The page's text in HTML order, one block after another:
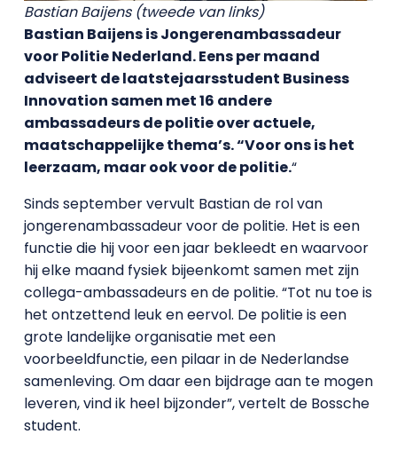
Bastian Baijens (tweede van links)
Bastian Baijens is Jongerenambassadeur
voor Politie Nederland. Eens per maand
adviseert de laatstejaarsstudent Business
Innovation samen met 16 andere
ambassadeurs de politie over actuele,
maatschappelijke thema’s. “Voor ons is het
leerzaam, maar ook voor de politie.“
Sinds september vervult Bastian de rol van
jongerenambassadeur voor de politie. Het is een
functie die hij voor een jaar bekleedt en waarvoor
hij elke maand fysiek bijeenkomt samen met zijn
collega-ambassadeurs en de politie. “Tot nu toe is
het ontzettend leuk en eervol. De politie is een
grote landelijke organisatie met een
voorbeeldfunctie, een pilaar in de Nederlandse
samenleving. Om daar een bijdrage aan te mogen
leveren, vind ik heel bijzonder”, vertelt de Bossche
student.